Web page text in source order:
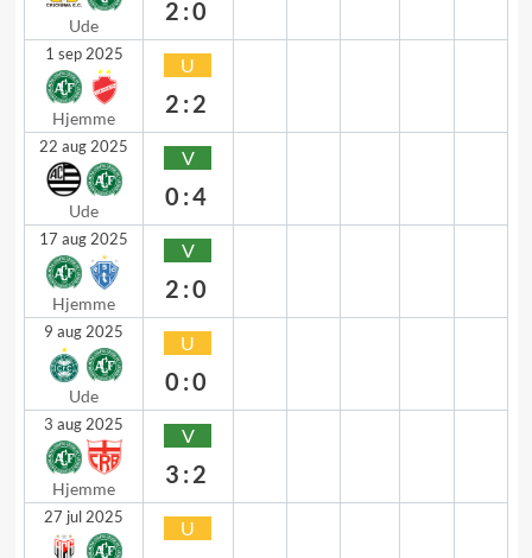
Ude
2:0
1 sep 2025
Hjemme
U
2:2
22 aug 2025
Ude
V
0:4
17 aug 2025
Hjemme
V
2:0
9 aug 2025
Ude
U
0:0
3 aug 2025
Hjemme
V
3:2
27 jul 2025 U